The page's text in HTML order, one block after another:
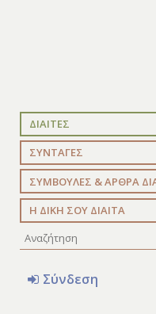
ΔΙΑΙΤΕΣ
ΣΥΝΤΑΓΕΣ
ΣΥΜΒΟΥΛΕΣ & ΑΡΘΡΑ
Η ΔΙΚΗ ΣΟΥ ΔΙΑΙΤΑ
Σύνδεση